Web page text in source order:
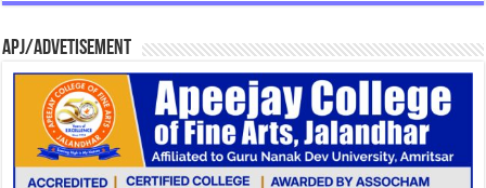
APJ/Advetisement